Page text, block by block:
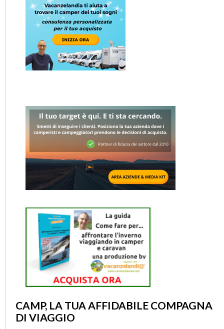
CAMP, LA TUA AFFIDABILE COMPAGNA
DI VIAGGIO